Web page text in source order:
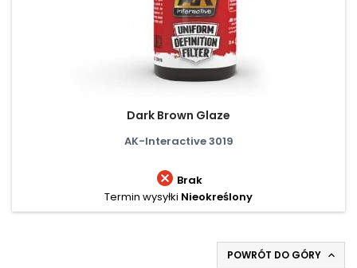
Dark Brown Glaze
AK-Interactive 3019
 Brak
Termin wysyłki Nieokreślony
POWRÓT DO GÓRY 